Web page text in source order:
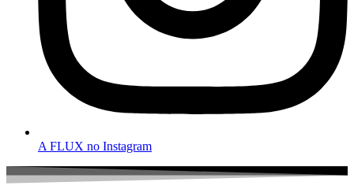
A FLUX no Instagram